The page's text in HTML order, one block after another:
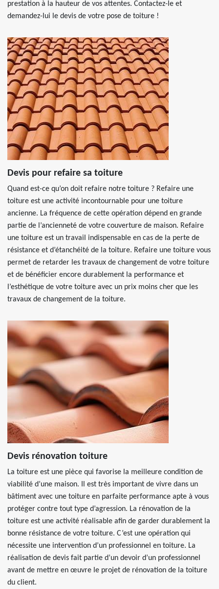
prestation à la hauteur de vos attentes. Contactez-le et
demandez-lui le devis de votre pose de toiture !
Devis pour refaire sa toiture
Quand est-ce qu’on doit refaire notre toiture ? Refaire une
toiture est une activité incontournable pour une toiture
ancienne. La fréquence de cette opération dépend en grande
partie de l’ancienneté de votre couverture de maison. Refaire
une toiture est un travail indispensable en cas de la perte de
résistance et d’étanchéité de la toiture. Refaire une toiture vous
permet de retarder les travaux de changement de votre toiture
et de bénéficier encore durablement la performance et
l’esthétique de votre toiture avec un prix moins cher que les
travaux de changement de la toiture.
Devis rénovation toiture
La toiture est une pièce qui favorise la meilleure condition de
viabilité d’une maison. Il est très important de vivre dans un
bâtiment avec une toiture en parfaite performance apte à vous
protéger contre tout type d’agression. La rénovation de la
toiture est une activité réalisable afin de garder durablement la
bonne résistance de votre toiture. C’est une opération qui
nécessite une intervention d’un professionnel en toiture. La
réalisation de devis fait partie d’un devoir d’un professionnel
avant de mettre en œuvre le projet de rénovation de la toiture
du client.